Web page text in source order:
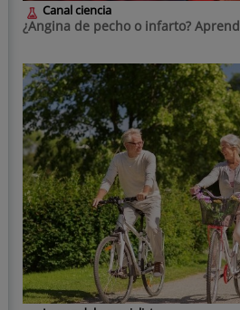
Canal ciencia
¿Angina de pecho o infarto?